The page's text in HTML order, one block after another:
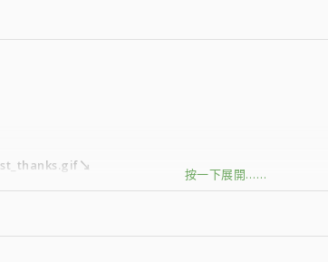
↘
按一下展開……